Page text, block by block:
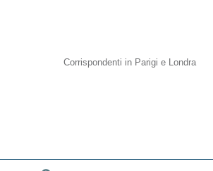
Corrispondenti in Parigi e Londra